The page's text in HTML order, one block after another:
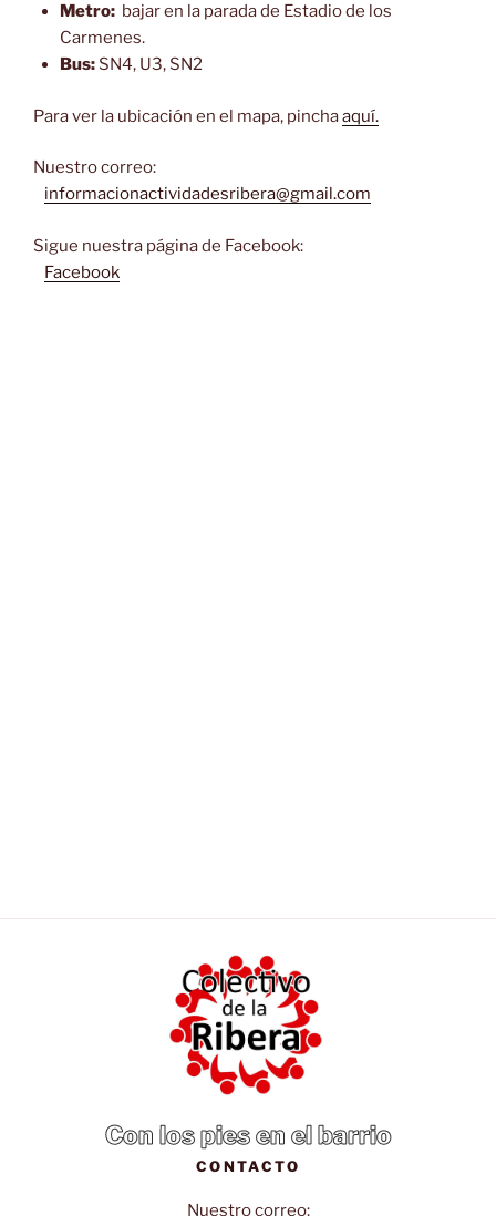
Metro: bajar en la parada de Estadio de los
Carmenes.
Bus: SN4, U3, SN2
Para ver la ubicación en el mapa, pinchaaquí.
Nuestro correo:
informacionactividadesribera@gmail.com
Sigue nuestra página de Facebook:
Facebook
Con los pies en el barrio
CONTACTO
Nuestro correo: